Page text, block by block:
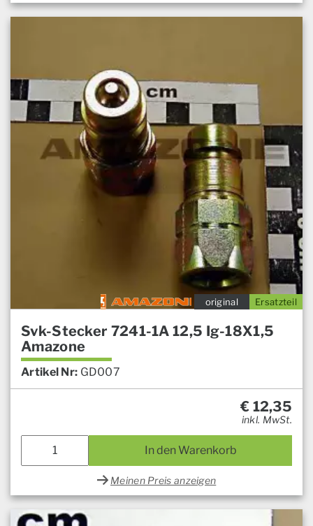
Ersatzteil
original
Svk-Stecker 7241-1A 12,5 Ig-18X1,5
Amazone
Artikel Nr: GD007
€ 12,35
inkl. MwSt.
In den Warenkorb
Meinen Preis anzeigen